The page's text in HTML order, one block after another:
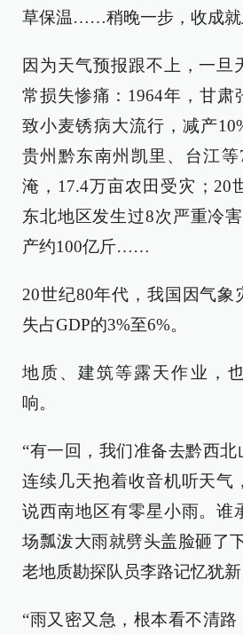
草保温……稍晚一步，收成就
因为天气预报跟不上，一旦
常损失惨痛：1964年，甘肃
致小麦锈病大流行，减产
贵州黔东南州凯里、台江
淹，17.4万亩农田受灾；20
东北地区发生过8次严重冷
产约100亿斤……
20世纪80年代，我国因气象
失占GDP的3%至6%。
地质、建筑等露天作业，
响。
“有一回，我们准备去黔西北
连续几天抱着收音机听天气
说西南地区有零星小雨。谁
场瓢泼大雨就劈头盖脸砸了
老地质勘探队员李路记忆犹新
“雨又密又急，根本看不清